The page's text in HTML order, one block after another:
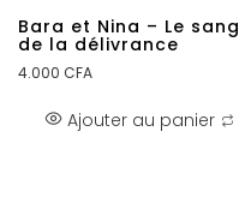
Bara et Nina – Le sang
de la délivrance
4.000 CFA
Ajouter au panier